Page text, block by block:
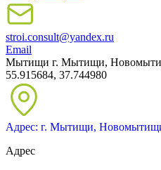
stroi.consult@yandex.ru
Email
Мытищи г. Мытищи,
55.915684, 37.744980
Адрес: г. Мытищи,
Адрес